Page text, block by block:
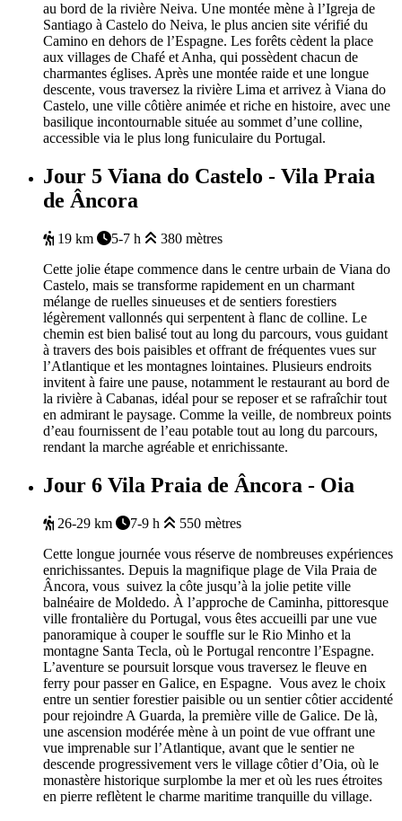
au bord de la rivière Neiva. Une montée mène à l’Igreja de
Santiago à Castelo do Neiva, le plus ancien site vérifié du
Camino en dehors de l’Espagne. Les forêts cèdent la place
aux villages de Chafé et Anha, qui possèdent chacun de
charmantes églises. Après une montée raide et une longue
descente, vous traversez la rivière Lima et arrivez à Viana do
Castelo, une ville côtière animée et riche en histoire, avec une
basilique incontournable située au sommet d’une colline,
accessible via le plus long funiculaire du Portugal.
Jour 5 Viana do Castelo - Vila Praia
de Âncora
19 km 5-7 h
380 mètres
Cette jolie étape commence dans le centre urbain de Viana do
Castelo, mais se transforme rapidement en un charmant
mélange de ruelles sinueuses et de sentiers forestiers
légèrement vallonnés qui serpentent à flanc de colline. Le
chemin est bien balisé tout au long du parcours, vous guidant
à travers des bois paisibles et offrant de fréquentes vues sur
l’Atlantique et les montagnes lointaines. Plusieurs endroits
invitent à faire une pause, notamment le restaurant au bord de
la rivière à Cabanas, idéal pour se reposer et se rafraîchir tout
en admirant le paysage. Comme la veille, de nombreux points
d’eau fournissent de l’eau potable tout au long du parcours,
rendant la marche agréable et enrichissante.
Jour 6 Vila Praia de Âncora - Oia
26-29 km 7-9 h
550 mètres
Cette longue journée vous réserve de nombreuses expériences
enrichissantes. Depuis la magnifique plage de Vila Praia de
Âncora, vous suivez la côte jusqu’à la jolie petite ville
balnéaire de Moldedo. À l’approche de Caminha, pittoresque
ville frontalière du Portugal, vous êtes accueilli par une vue
panoramique à couper le souffle sur le Rio Minho et la
montagne Santa Tecla, où le Portugal rencontre l’Espagne.
L’aventure se poursuit lorsque vous traversez le fleuve en
ferry pour passer en Galice, en Espagne. Vous avez le choix
entre un sentier forestier paisible ou un sentier côtier accidenté
pour rejoindre A Guarda, la première ville de Galice. De là,
une ascension modérée mène à un point de vue offrant une
vue imprenable sur l’Atlantique, avant que le sentier ne
descende progressivement vers le village côtier d’Oia, où le
monastère historique surplombe la mer et où les rues étroites
en pierre reflètent le charme maritime tranquille du village.